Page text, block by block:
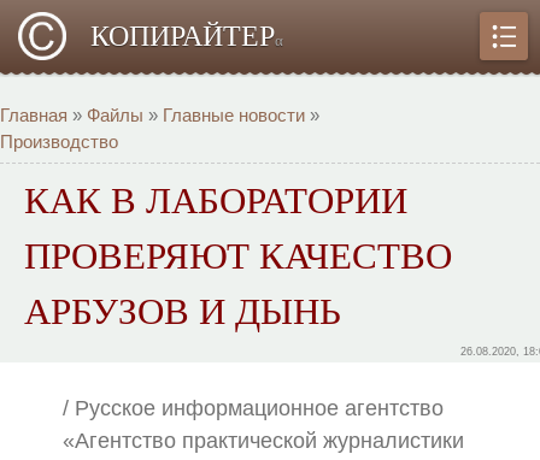
КОПИРАЙТЕРα
Главная » Файлы » Главные новости »
Производство
КАК В ЛАБОРАТОРИИ
ПРОВЕРЯЮТ КАЧЕСТВО
АРБУЗОВ И ДЫНЬ
26.08.2020,
/ Русское информационное агентство
«Агентство практической журналистики